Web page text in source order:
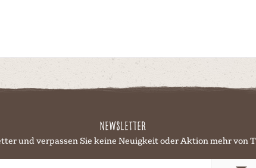
Newsletter
und verpassen Sie keine Neuigkeit oder Aktion mehr von